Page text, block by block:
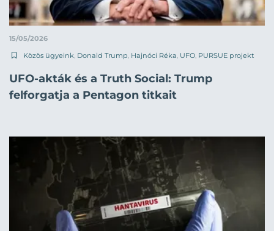
15/05/2026
Közös ügyeink Donald Trump Hajnóci Réka UFO PURSUE projekt
UFO-akták és a Truth Social: Trump
felforgatja a Pentagon titkait